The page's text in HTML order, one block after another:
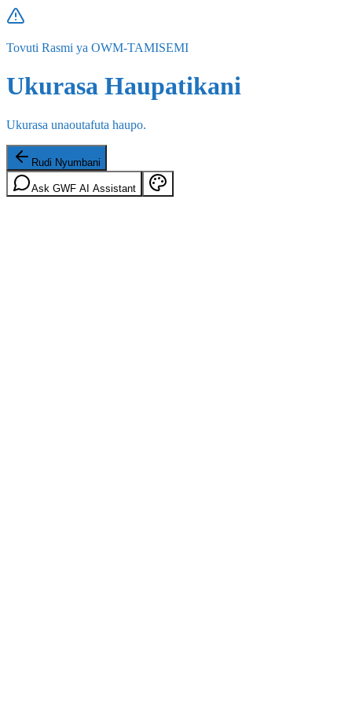
Tovuti Rasmi ya OWM-TAMISEMI
Ukurasa Haupatikani
Ukurasa unaoutafuta haupo.
Rudi Nyumbani
Ask GWF AI Assistant